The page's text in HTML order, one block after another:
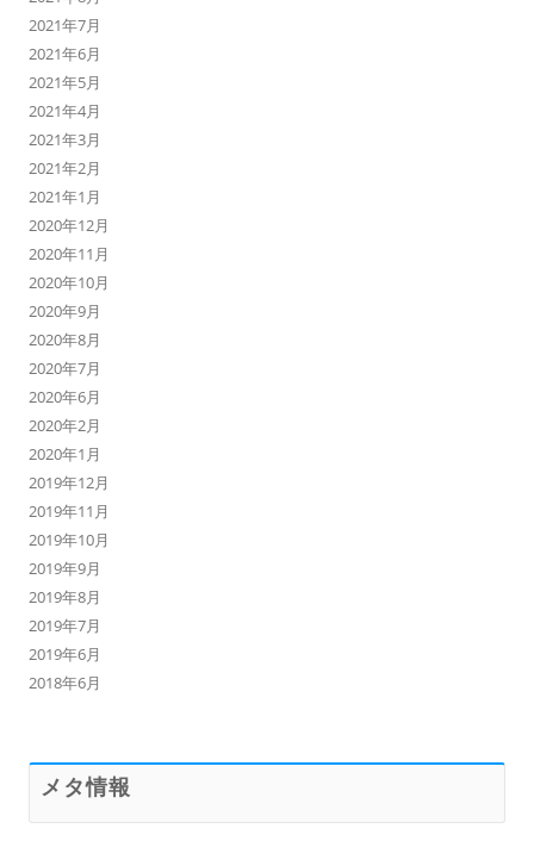
2021年7月
2021年6月
2021年5月
2021年4月
2021年3月
2021年2月
2021年1月
2020年12月
2020年11月
2020年10月
2020年9月
2020年8月
2020年7月
2020年6月
2020年2月
2020年1月
2019年12月
2019年11月
2019年10月
2019年9月
2019年8月
2019年7月
2019年6月
2018年6月
メタ情報